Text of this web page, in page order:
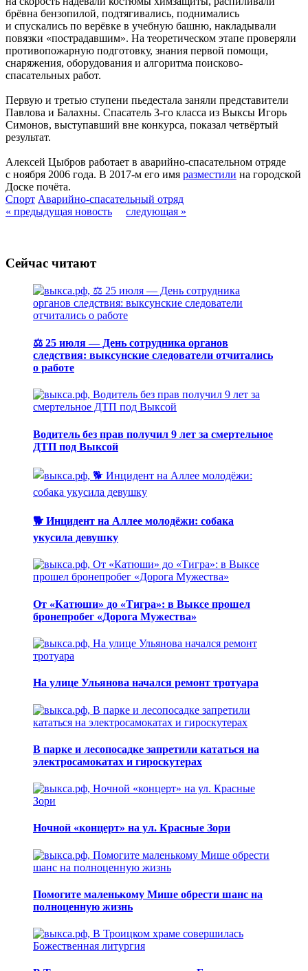
брёвна бензопилой, подтягивались, поднимались
и спускались по верёвке в учебную башню, накладывали
повязки «пострадавшим». На теоретическом этапе проверяли
противопожарную подготовку, знания первой помощи,
снаряжения, оборудования и алгоритма поисково-
спасательных работ.
Первую и третью ступени пьедестала заняли представители
Павлова и Балахны. Спасатель 3-го класса из Выксы Игорь
Симонов, выступавший вне конкурса, показал четвёртый
результат.
Алексей Цыбров работает в аварийно-спасательном отряде
с ноября 2006 года. В 2017-м его имя разместили на городской
Доске почёта.
Спорт Аварийно-спасательный отряд
« предыдущая новость
следующая »
Сейчас читают
⚖️ 25 июля — День сотрудника органов
следствия: выксунские следователи отчитались
о работе
Водитель без прав получил 9 лет за смертельное
ДТП под Выксой
🐕 Инцидент на Аллее молодёжи: собака
укусила девушку
От «Катюши» до «Тигра»: в Выксе прошел
бронепробег «Дорога Мужества»
На улице Ульянова начался ремонт тротуара
В парке и лесопосадке запретили кататься на
электросамокатах и гироскутерах
Ночной «концерт» на ул. Красные Зори
Помогите маленькому Мише обрести шанс на
полноценную жизнь